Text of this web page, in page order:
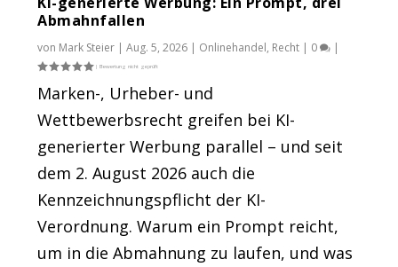
Abmahnfallen
von Mark Steier |Aug. 5, 2026 | Onlinehandel, Recht | 0 |
Marken-, Urheber- und
Wettbewerbsrecht greifen bei KI-
generierter Werbung parallel – und seit
dem 2. August 2026 auch die
Kennzeichnungspflicht der KI-
Verordnung. Warum ein Prompt reicht,
um in die Abmahnung zu laufen, und was